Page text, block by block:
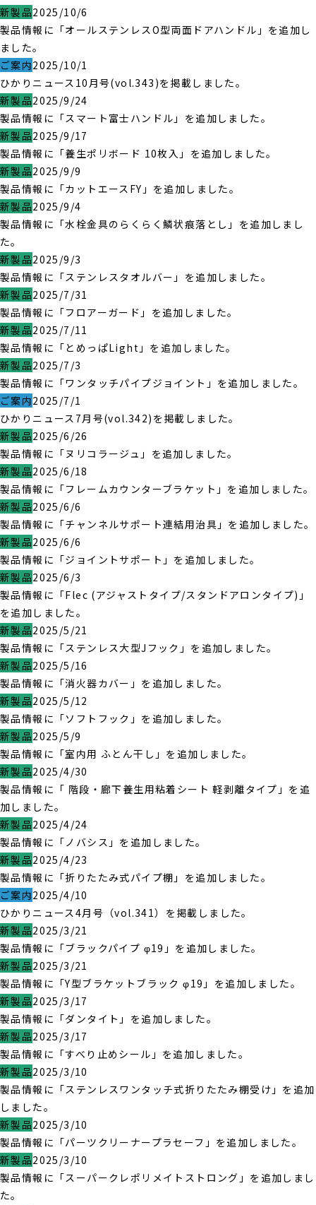
新製品2025/10/6
製品情報に「オールステンレスO型両面ドアハンドル」を追加し
ました。
ご案内2025/10/1
ひかりニュース10月号(vol.343)を掲載しました。
新製品2025/9/24
製品情報に「スマート富士ハンドル」を追加しました。
新製品2025/9/17
製品情報に「養生ポリボード 10枚入」を追加しました。
新製品2025/9/9
製品情報に「カットエースFY」を追加しました。
新製品2025/9/4
製品情報に「水栓金具のらくらく鱗状痕落とし」を追加しまし
た。
新製品2025/9/3
製品情報に「ステンレスタオルバー」を追加しました。
新製品2025/7/31
製品情報に「フロアーガード」を追加しました。
新製品2025/7/11
製品情報に「とめっぱLight」を追加しました。
新製品2025/7/3
製品情報に「ワンタッチパイプジョイント」を追加しました。
ご案内2025/7/1
ひかりニュース7月号(vol.342)を掲載しました。
新製品2025/6/26
製品情報に「ヌリコラージュ」を追加しました。
新製品2025/6/18
製品情報に「フレームカウンターブラケット」を追加しました。
新製品2025/6/6
製品情報に「チャンネルサポート連結用治具」を追加しました。
新製品2025/6/6
製品情報に「ジョイントサポート」を追加しました。
新製品2025/6/3
製品情報に「Flec (アジャストタイプ/スタンドアロンタイプ)」
を追加しました。
新製品2025/5/21
製品情報に「ステンレス大型Jフック」を追加しました。
新製品2025/5/16
製品情報に「消火器カバー」を追加しました。
新製品2025/5/12
製品情報に「ソフトフック」を追加しました。
新製品2025/5/9
製品情報に「室内用 ふとん干し」を追加しました。
新製品2025/4/30
製品情報に「 階段・廊下養生用粘着シート 軽剥離タイプ」を追
加しました。
新製品2025/4/24
製品情報に「ノバシス」を追加しました。
新製品2025/4/23
製品情報に「折りたたみ式パイプ棚」を追加しました。
ご案内2025/4/10
ひかりニュース4月号（vol.341）を掲載しました。
新製品2025/3/21
製品情報に「ブラックパイプ φ19」を追加しました。
新製品2025/3/21
製品情報に「Y型ブラケットブラック φ19」を追加しました。
新製品2025/3/17
製品情報に「ダンタイト」を追加しました。
新製品2025/3/17
製品情報に「すべり止めシール」を追加しました。
新製品2025/3/10
製品情報に「ステンレスワンタッチ式折りたたみ棚受け」を追加
しました。
新製品2025/3/10
製品情報に「パーツクリーナープラセーフ」を追加しました。
新製品2025/3/10
製品情報に「スーパークレポリメイトストロング」を追加しまし
た。